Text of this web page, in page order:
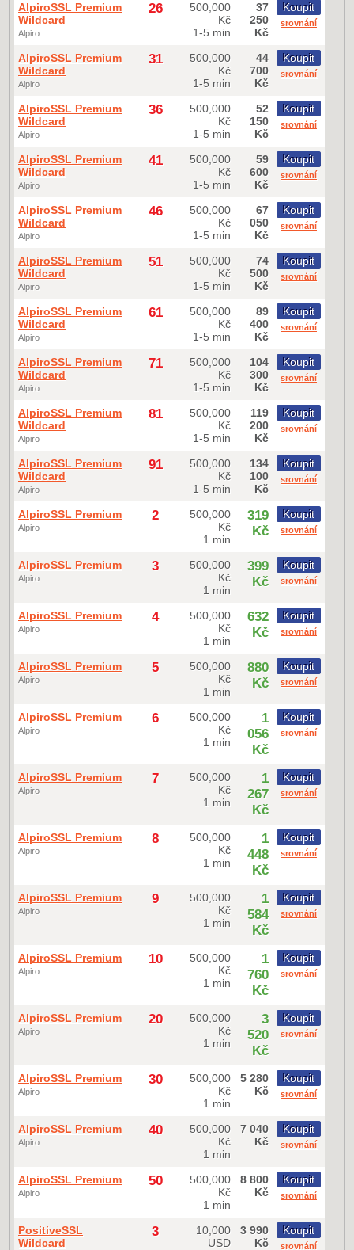
AlpiroSSL Premium
Wildcard
Alpiro
26
500,000
Kč
1-5 min
37
250
Kč
Koupit
srovnání
AlpiroSSL Premium
Wildcard
Alpiro
31
500,000
Kč
1-5 min
44
700
Kč
Koupit
srovnání
AlpiroSSL Premium
Wildcard
Alpiro
36
500,000
Kč
1-5 min
52
150
Kč
Koupit
srovnání
AlpiroSSL Premium
Wildcard
Alpiro
41
500,000
Kč
1-5 min
59
600
Kč
Koupit
srovnání
AlpiroSSL Premium
Wildcard
Alpiro
46
500,000
Kč
1-5 min
67
050
Kč
Koupit
srovnání
AlpiroSSL Premium
Wildcard
Alpiro
51
500,000
Kč
1-5 min
74
500
Kč
Koupit
srovnání
AlpiroSSL Premium
Wildcard
Alpiro
61
500,000
Kč
1-5 min
89
400
Kč
Koupit
srovnání
AlpiroSSL Premium
Wildcard
Alpiro
71
500,000
Kč
1-5 min
104
300
Kč
Koupit
srovnání
AlpiroSSL Premium
Wildcard
Alpiro
81
500,000
Kč
1-5 min
119
200
Kč
Koupit
srovnání
AlpiroSSL Premium
Wildcard
Alpiro
91
500,000
Kč
1-5 min
134
100
Kč
Koupit
srovnání
AlpiroSSL Premium
Alpiro
2
500,000
Kč
1 min
319
Kč
Koupit
srovnání
AlpiroSSL Premium
Alpiro
3
500,000
Kč
1 min
399
Kč
Koupit
srovnání
AlpiroSSL Premium
Alpiro
4
500,000
Kč
1 min
632
Kč
Koupit
srovnání
AlpiroSSL Premium
Alpiro
5
500,000
Kč
1 min
880
Kč
Koupit
srovnání
AlpiroSSL Premium
Alpiro
6
500,000
Kč
1 min
1
056
Kč
Koupit
srovnání
AlpiroSSL Premium
Alpiro
7
500,000
Kč
1 min
1
267
Kč
Koupit
srovnání
AlpiroSSL Premium
Alpiro
8
500,000
Kč
1 min
1
448
Kč
Koupit
srovnání
AlpiroSSL Premium
Alpiro
9
500,000
Kč
1 min
1
584
Kč
Koupit
srovnání
AlpiroSSL Premium
Alpiro
10
500,000
Kč
1 min
1
760
Kč
Koupit
srovnání
AlpiroSSL Premium
Alpiro
20
500,000
Kč
1 min
3
520
Kč
Koupit
srovnání
AlpiroSSL Premium
Alpiro
30
500,000
Kč
1 min
5 280
Kč
Koupit
srovnání
AlpiroSSL Premium
Alpiro
40
500,000
Kč
1 min
7 040
Kč
Koupit
srovnání
AlpiroSSL Premium
Alpiro
50
500,000
Kč
1 min
8 800
Kč
Koupit
srovnání
PositiveSSL
Wildcard
3
10,000
USD
3 990
Kč
Koupit
srovnání